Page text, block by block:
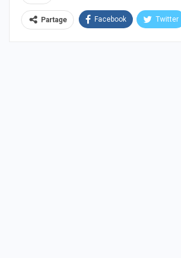
Partage Facebook Twitter